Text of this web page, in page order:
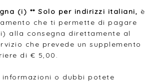
(i) ** Solo per indirizzi italiani, è
che ti permette di pagare
alla consegna direttamente al
che prevede un supplemento
di € 5,00.
o dubbi potete